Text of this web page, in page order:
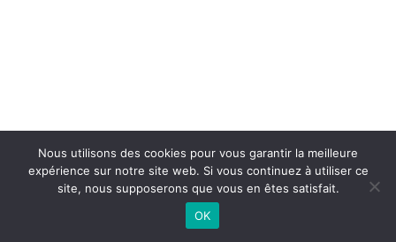
l’environnement, patricienne en
Naturopathie et herbaliste
Nous utilisons des cookies pour vous garantir la meilleure
expérience sur notre site web. Si vous continuez à utiliser ce
site, nous supposerons que vous en êtes satisfait.
OK